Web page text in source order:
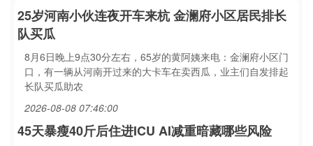
25岁河南小伙连夜开车来杭 金澜府小区居民排长
队买瓜
8月6日晚上9点30分左右，65岁的黄阿姨来电：金澜府小区门
口，有一辆从河南开过来的大卡车在卖西瓜，业主们自发排起
长队买瓜助农
2026-08-08 07:46:00
45天暴瘦40斤后住进ICU AI减重暗藏哪些风险